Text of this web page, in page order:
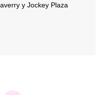
y Jockey Plaza